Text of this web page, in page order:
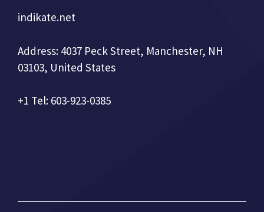
indikate.net
Address: 4037 Peck Street, Manchester, NH
03103, United States
+1 Tel: 603-923-0385